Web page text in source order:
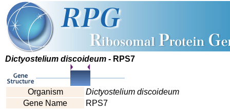
Dictyostelium discoideum - RPS7
Organism
Dictyostelium discoideum
Gene Name
RPS7